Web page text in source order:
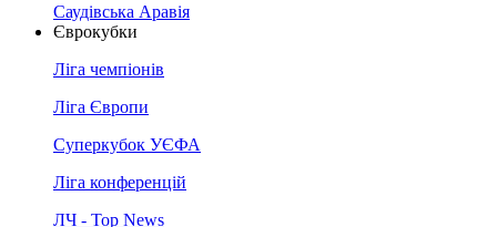
Саудівська Аравія
Єврокубки
Ліга чемпіонів
Ліга Європи
Суперкубок УЄФА
Ліга конференцій
ЛЧ - Top News